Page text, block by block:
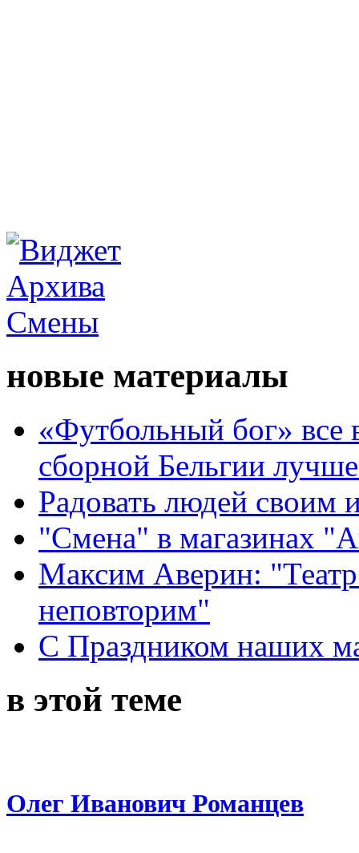
новые материалы
«Футбольный бог» все
сборной Бельгии
Радовать людей своим
"Смена" в магазинах
Максим Аверин:
неповторим"
С Праздником наших
в этой теме
Олег Иванович Романцев